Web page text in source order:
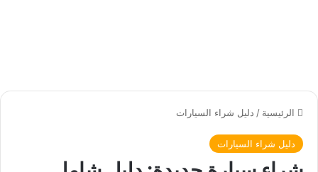
الرئيسية / دليل شراء السيارات
دليل شراء السيارات